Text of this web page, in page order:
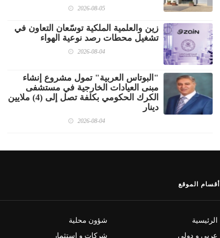
2026-08-05
زين والعلمية الملكية توسّعان التعاون في
تشغيل محطات رصد نوعية الهواء
2026-08-04
"البوتاس العربية" تمول مشروع إنشاء
مبنى العيادات الخارجية في مستشفى
الكرك الحكومي بكلفة تصل إلى (4) ملايين
دينار
2026-08-04
أقسام الموقع
الرئيسية
شؤون محلية
عربي و دولي
شركات و استثمار